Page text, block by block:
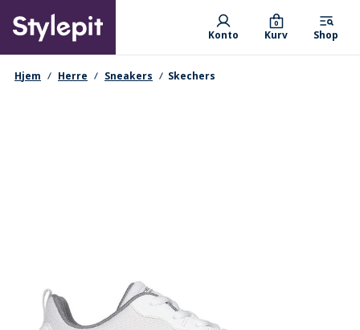
main
content
Primary departments
Konto Kurv
0
Shop
navigationssti
Hjem Herre Sneakers Skechers